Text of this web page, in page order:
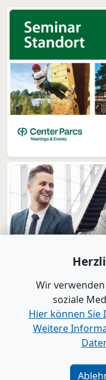
Impressum
Wir
soziale
Hier können Sie
Weitere